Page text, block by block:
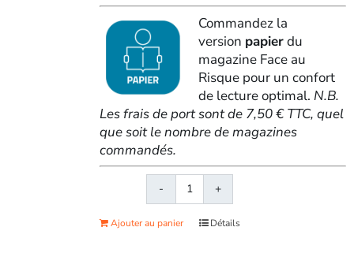
Commandez la
version papierdu
magazine Face au
Risque pour un confort
de lecture optimal. N.B.
Les frais de port sont de 7,50 € TTC, quel
que soit le nombre de magazines
commandés.
quantité
de
Face
Ajouter au panier Détails